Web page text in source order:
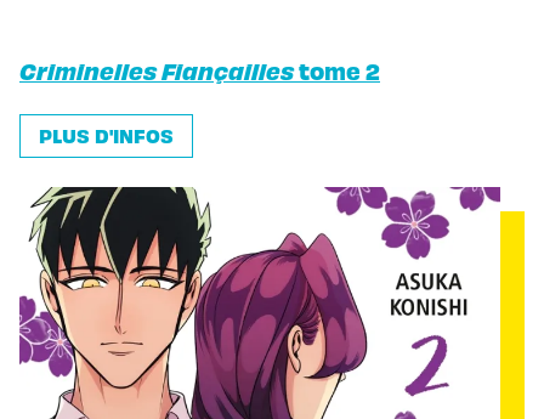
Criminelles Fiançaillestome 2
PLUS D'INFOS